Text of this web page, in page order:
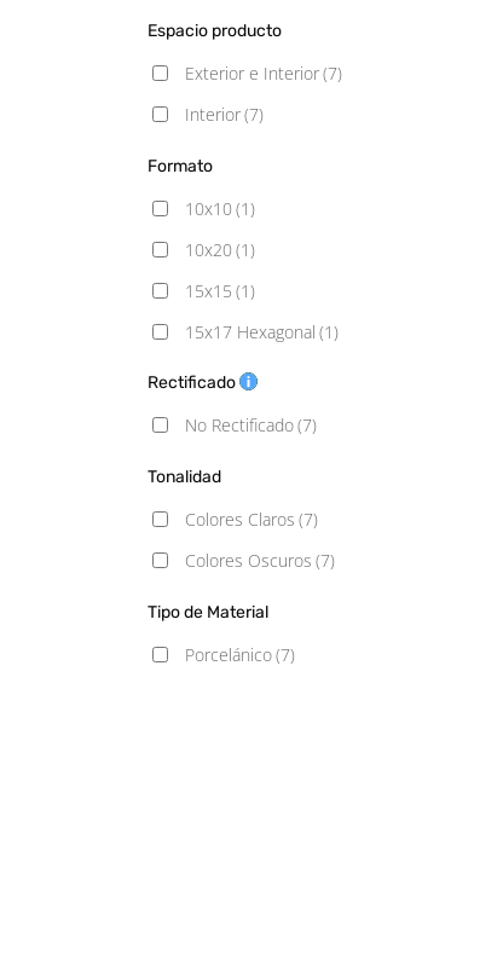
Espacio producto
Exterior e Interior(7)
Interior(7)
Formato
10x10 (1)
10x20 (1)
15x15 (1)
15x17 Hexagonal (1)
20X20 (1)
23x27 hexagonal
Rectificado
No Rectificado(7)
Tonalidad
Colores Claros (7)
Colores Oscuros (7)
Tipo de Material
Porcelánico(7)